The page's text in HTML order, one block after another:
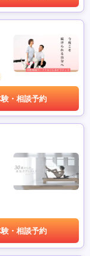
・相談予約
・相談予約